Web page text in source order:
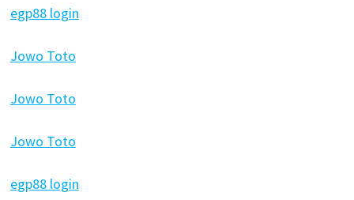
egp88 login
Jowo Toto
Jowo Toto
Jowo Toto
egp88 login